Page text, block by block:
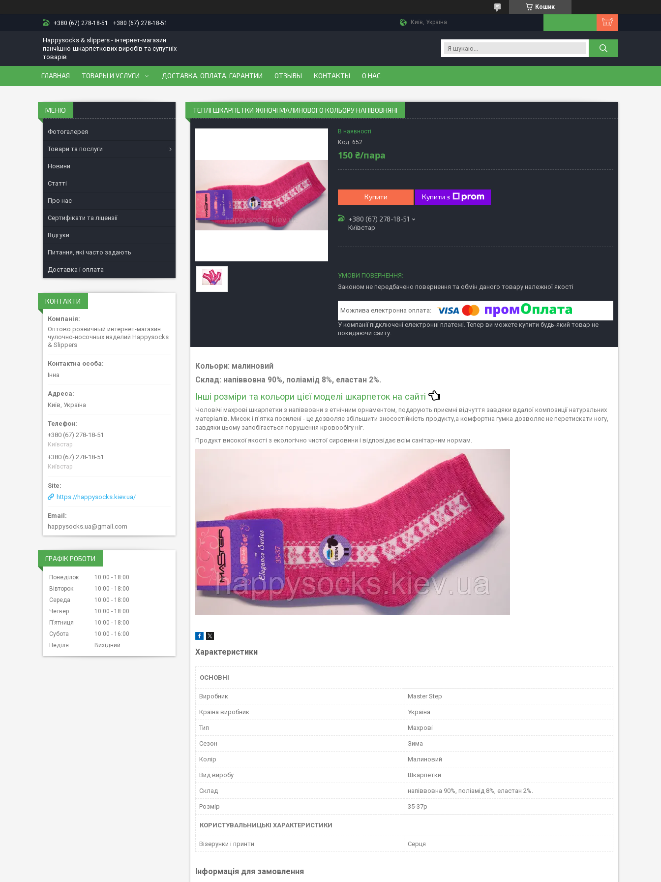
Кошик
+380 (67) 278-18-51 +380 (67) 278-18-51 Київ, Україна
Happysocks & slippers - інтернет-магазин
панчішно-шкарпеткових виробів та супутніх
товарів
ГЛАВНАЯ ТОВАРЫ И УСЛУГИ ДОСТАВКА, ОПЛАТА, ГАРАНТИИ ОТЗЫВЫ КОНТАКТЫ О НАС
ТЕПЛІ ШКАРПЕТКИ ЖІНОЧІ МАЛИНОВОГО КОЛЬОРУ НАПІВОВНЯНІ
В наявності
Код: 652
150 ₴/пара
Купити Купити з
+380 (67) 278-18-51
Київстар
Законом не передбачено повернення та обмін даного товару належної якості
У компанії підключені електронні платежі. Тепер ви можете купити будь-який товар не
покидаючи сайту.
Кольори: малиновий
Склад: напіввовна 90%, поліамід 8%, еластан 2%.
Інші розміри та кольори цієї моделі шкарпеток на сайті
Чоловічі махрові шкарпетки з напіввовни з етнічним орнаментом, подарують приємні відчуття завдяки вдалої композиції натуральних
матеріалів. Мисок і п'ятка посилені - це дозволяє збільшити зносостійкість продукту,а комфортна гумка дозволяє не перетискати ногу,
завдяки цьому запобігається порушення кровообігу ніг.
Продукт високої якості з екологічно чистої сировини і відповідає всім санітарним нормам.
Характеристики
ОСНОВНІ
Виробник Master Step
Країна виробник Україна
Тип Махрові
Сезон Зима
Колір Малиновий
Вид виробу Шкарпетки
Склад напіввовна 90%, поліамід 8%, еластан 2%.
Розмір 35-37р
КОРИСТУВАЛЬНИЦЬКІ ХАРАКТЕРИСТИКИ
Візерунки і принти Серця
Інформація для замовлення
Фотогалерея
Товари та послуги
Новини
Статті
Про нас
Сертифікати та ліцензії
Відгуки
Питання, які часто задають
Доставка і оплата
КОНТАКТИ
Оптово розничный интернет-магазин
чулочно-носочных изделий Happysocks
& Slippers
Інна
Київ, Україна
+380 (67) 278-18-51
Київстар
+380 (67) 278-18-51
Київстар
https://happysocks.kiev.ua/
happysocks.ua@gmail.com
ГРАФІК РОБОТИ
Понеділок 10:00
18:00
Вівторок
10:00
18:00
Середа
10:00
18:00
Четвер
10:00
18:00
Пʼятниця
10:00
18:00
Субота
10:00
16:00
Неділя
Вихідний